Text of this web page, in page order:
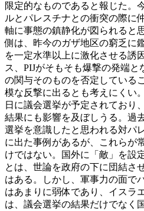
限定的なものであると報じた。
ルとパレスチナとの衝突の際に
軸に事態の鎮静化が図られると
側は、昨今のガザ地区の窮乏に
を一定水準以上に激化させる誘
ス、PIJがそもそも爆撃の発端
の関与そのものを否定している
模な反撃に出るとも考えにくい
日に議会選挙が予定されており
結果にも影響を及ぼしうる。過
選挙を意識したと思われる対パ
に出た事例があるが、これらが
けではない。国外に「敵」を設
とは、世論を政府の下に団結さ
はある。しかし、軍事力の面で
はあまりに弱体であり、イスラ
は、議会選挙の結果だけでなく